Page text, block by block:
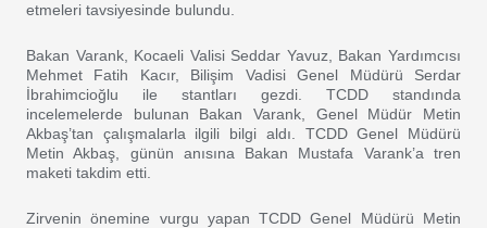
etmeleri tavsiyesinde bulundu.
Bakan Varank, Kocaeli Valisi Seddar Yavuz, Bakan Yardımcısı
Mehmet Fatih Kacır, Bilişim Vadisi Genel Müdürü Serdar
İbrahimcioğlu ile stantları gezdi. TCDD standında
incelemelerde bulunan Bakan Varank, Genel Müdür Metin
Akbaş’tan çalışmalarla ilgili bilgi aldı. TCDD Genel Müdürü
Metin Akbaş, günün anısına Bakan Mustafa Varank’a tren
maketi takdim etti.
Zirvenin önemine vurgu yapan TCDD Genel Müdürü Metin